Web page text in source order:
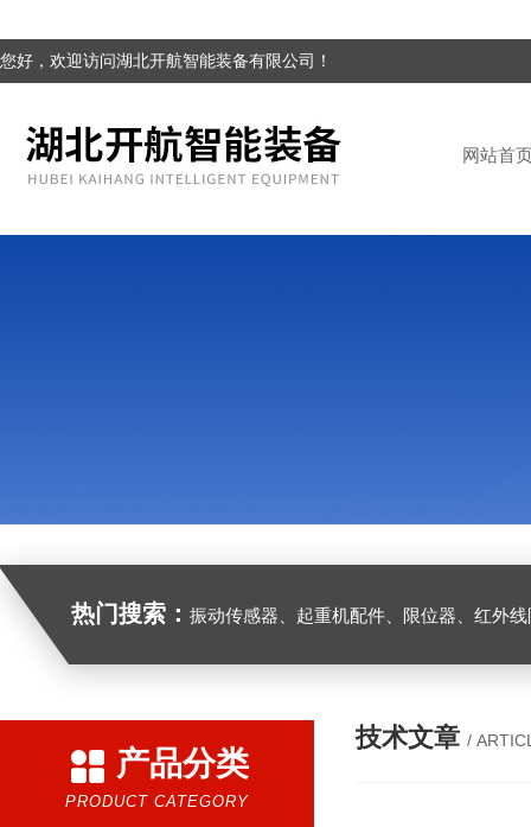
您好，欢迎访问湖北开航智能装备有限公司！
网站首
热门搜索： 振动传感器、起重机配件、限位器、红外线防撞器
产品分类
PRODUCT CATEGORY
技术文章 /